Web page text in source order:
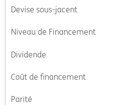
Devise sous-jacent
Niveau de Financement
Dividende
Coût de financement
Parité